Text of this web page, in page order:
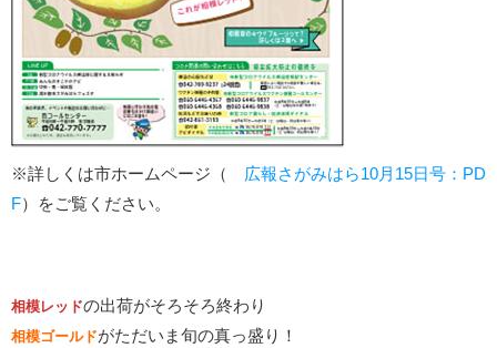
※詳しくは市ホームページ（ 広報さがみはら10月15日号：PD
F）をご覧ください。
相模レッドの出荷がそろそろ終わり
相模ゴールドがただいま旬の真っ盛り！